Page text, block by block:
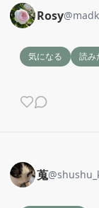
Rosy@
気になる 読み
蒐@